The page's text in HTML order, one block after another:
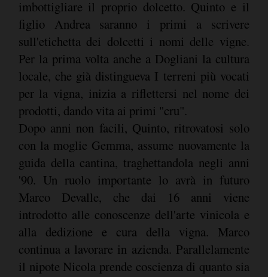
imbottigliare il proprio dolcetto. Quinto e il
figlio Andrea saranno i primi a scrivere
sull'etichetta dei dolcetti i nomi delle vigne.
Per la prima volta anche a Dogliani la cultura
locale, che già distingueva I terreni più vocati
per la vigna, inizia a riflettersi nel nome dei
prodotti, dando vita ai primi "cru".
Dopo anni non facili, Quinto, ritrovatosi solo
con la moglie Gemma, assume nuovamente la
guida della cantina, traghettandola negli anni
'90. Un ruolo importante lo avrà in futuro
Marco Devalle, che dai 16 anni viene
introdotto alle conoscenze dell'arte vinicola e
alla dedizione e cura della vigna. Marco
continua a lavorare in azienda. Parallelamente
il nipote Nicola prende coscienza di quanto sia